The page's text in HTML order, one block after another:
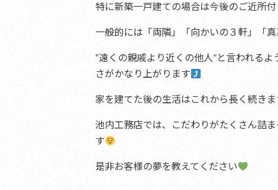
特に新築一戸建ての場合は今後のご近所
一般的には「両隣」「向かいの３軒」「真
“遠くの親戚より近くの他人”と言われる
さがかなり上がります
家を建てた後の生活はこれから長く続きま
池内工務店では、こだわりがたくさん詰
す
是非お客様の夢を教えてください